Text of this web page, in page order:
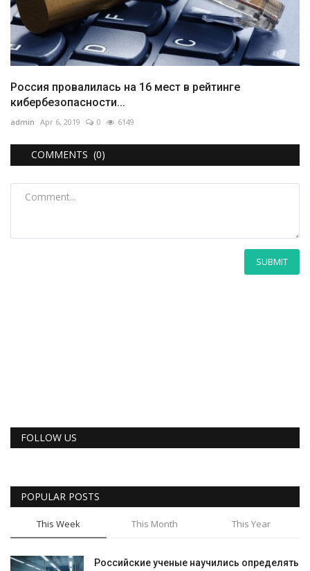
Россия провалилась на 16 мест в рейтинге
кибербезопасности...
admin Apr 6, 2019 0 6149
COMMENTS (0)
SUBMIT
FOLLOW US
POPULAR POSTS
This Week This Month This Year
Российские ученые научились определять